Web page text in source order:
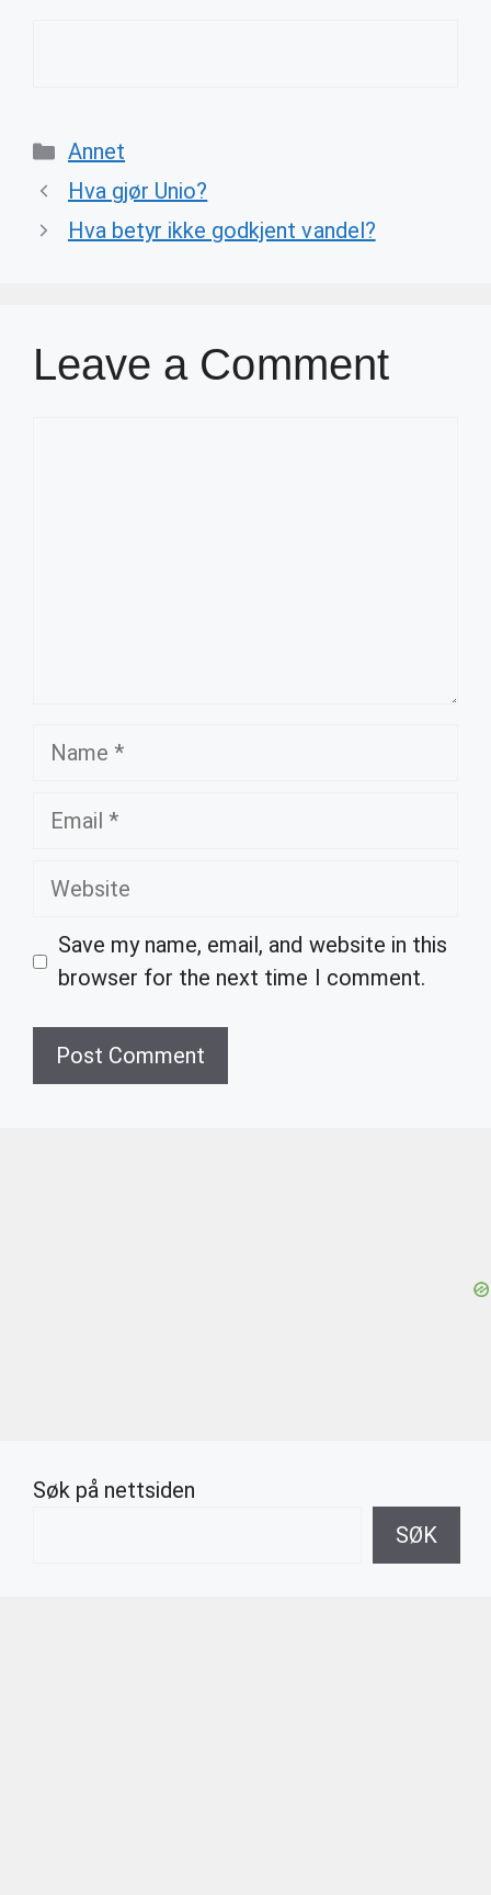
Categories
Annet
Hva gjør Unio?
Hva betyr ikke godkjent vandel?
Leave a Comment
Name
Email
Website
Save my name, email, and website in this
browser for the next time I comment.
Søk på nettsiden
SØK